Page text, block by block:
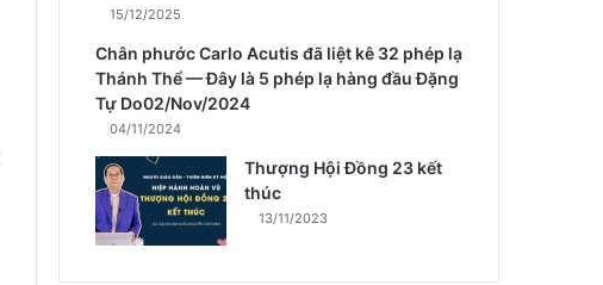
15/12/2025
Chân phước Carlo Acutis đã liệt kê 32 phép lạ
Thánh Thể — Đây là 5 phép lạ hàng đầu Đặng
Tự Do02/Nov/2024
04/11/2024
Thượng Hội Đồng 23 kết
thúc
13/11/2023